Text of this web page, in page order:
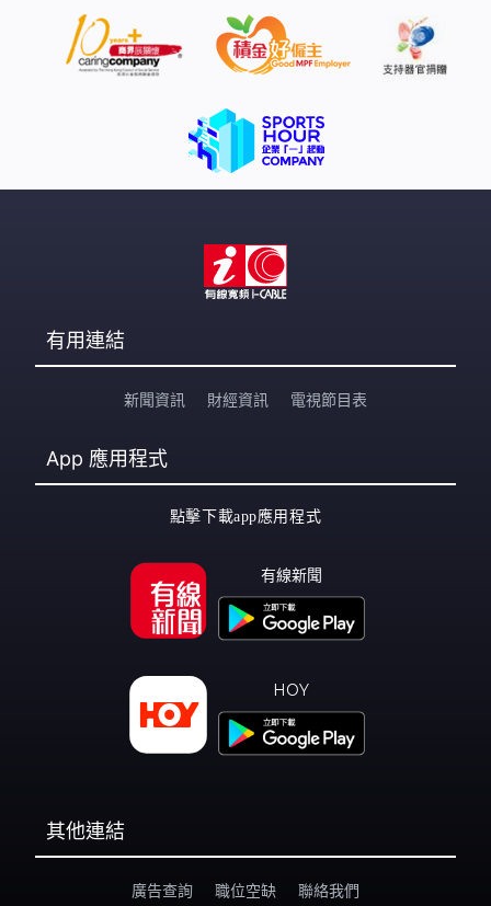
有用連結
新聞資訊 財經資訊 電視節目表
App 應用程式
點擊下載app應用程式
有線新聞
HOY
其他連結
廣告查詢 職位空缺 聯絡我們